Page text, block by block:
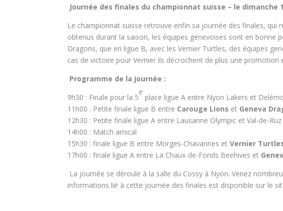
Journée des finales du championnat suisse – le dimanche
Le championnat suisse retrouve enfin sa journée des finales, qui
obtenus durant la saison, les équipes genevoises sont en bonne
Dragons, que en ligue B, avec les Vernier Turtles, des équipes
cas de victoire pour Vernier ils décrochent de plus une promotion
Programme de la journée :
9h30 : Finale pour la 5
e
place ligue A entre Nyon Lakers et
11h00 : Petite finale ligue B entre Carouge Lions et Geneva
12h30 : Petite finale ligue A entre Lausanne Olympic et Val-de-Ruz
14h00 : Match amical
15h30 : finale ligue B entre Morges-Chavannes etVernier
17h00 : finale ligue A entre La Chaux-de-Fonds Beehives et
La journée se déroule à la salle du Cossy à Nyon. Venez
informations lié à cette journée des finales est disponible sur le